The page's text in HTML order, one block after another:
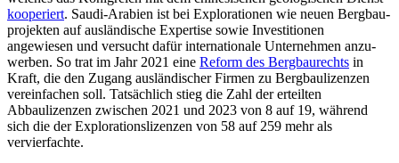
ko­operiert. Saudi-Arabien ist bei Explorationen wie neuen Bergbau­
projekten auf ausländische Expertise sowie Investitionen
angewiesen und versucht dafür internationale Unternehmen anzu­
werben. So trat im Jahr 2021 eine Reform des Bergbaurechts in
Kraft, die den Zugang ausländischer Firmen zu Berg­baulizenzen
vereinfachen soll. Tatsächlich stieg die Zahl der erteilten
Abbaulizenzen zwischen 2021 und 2023 von 8 auf 19, wäh­rend
sich die der Explorationslizenzen von 58 auf 259 mehr als
vervierfachte.